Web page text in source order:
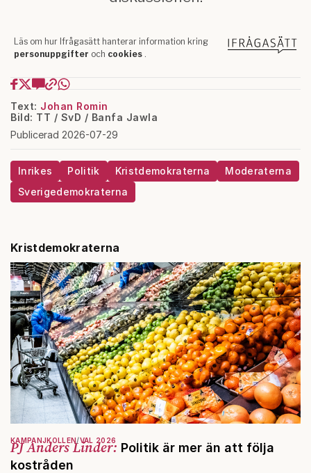
Text: Johan Romin
Bild: TT / SvD / Banfa Jawla
Publicerad 2026-07-29
Inrikes Politik Kristdemokraterna
Moderaterna
Sverigedemokraterna
Kristdemokraterna
PJ Anders Linder: Politik är mer än att följa
kostråden
KAMPANJKOLLEN VAL 2026